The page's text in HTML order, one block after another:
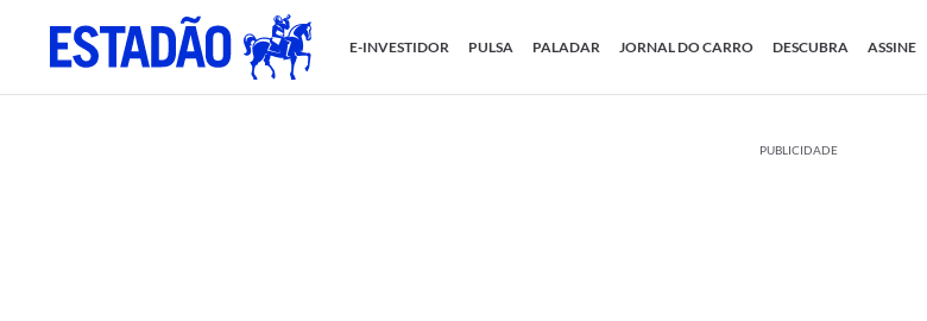
E-INVESTIDOR PULSA PALADAR JORNAL DO CARRO DESCUBRA ASSINE
PUBLICIDADE